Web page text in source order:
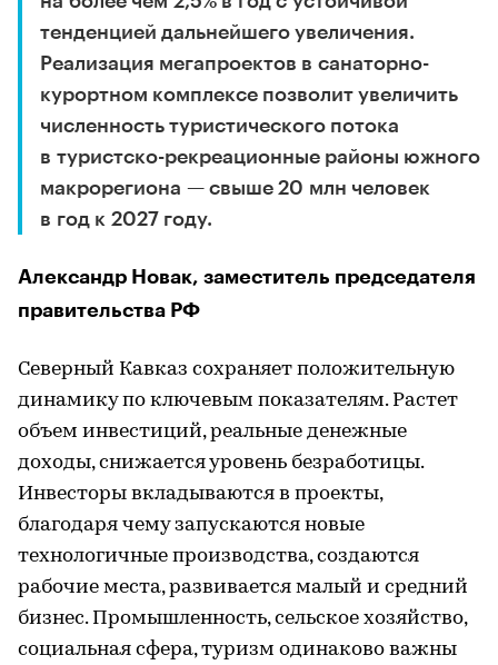
тенденцией дальнейшего увеличения.
Реализация мегапроектов в санаторно-
курортном комплексе позволит увеличить
численность туристического потока
в туристско-рекреационные районы южного
макрорегиона — свыше 20 млн человек
в год к 2027 году.
Александр Новак, заместитель председателя
правительства РФ
Северный Кавказ сохраняет положительную
динамику по ключевым показателям. Растет
объем инвестиций, реальные денежные
доходы, снижается уровень безработицы.
Инвесторы вкладываются в проекты,
благодаря чему запускаются новые
технологичные производства, создаются
рабочие места, развивается малый и средний
бизнес. Промышленность, сельское хозяйство,
социальная сфера, туризм одинаково важны